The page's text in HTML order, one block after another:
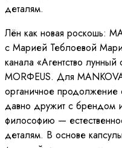
деталям.
Лён как новая роскошь:
с Марией Теблоевой
канала «Агентство
MORФEUS. Для
органичное продолжение
давно дружит с брендом
философию —
деталям. В основе